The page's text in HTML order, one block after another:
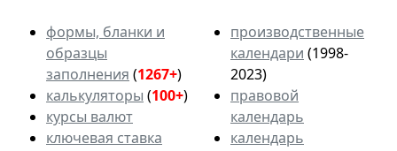
формы, бланки и
образцы
заполнения (1267+)
калькуляторы (100+)
курсы валют
ключевая ставка
производственные
календари (1998-
2023)
правовой
календарь
календарь